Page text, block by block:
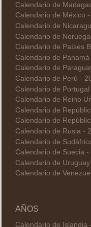
Calendario de
Calendario de México
Calendario de
Calendario de
Calendario de Países
Calendario de
Calendario de
Calendario de Perú -
Calendario de
Calendario de Reino
Calendario de
Calendario de
Calendario de Rusia -
Calendario de
Calendario de Suecia -
Calendario de
Calendario de
AÑOS
Calendario de Islandia